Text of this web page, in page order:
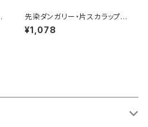
先染ダンガリー・片スカラップレ
ース（RG-28092d-nvof）
¥1,078